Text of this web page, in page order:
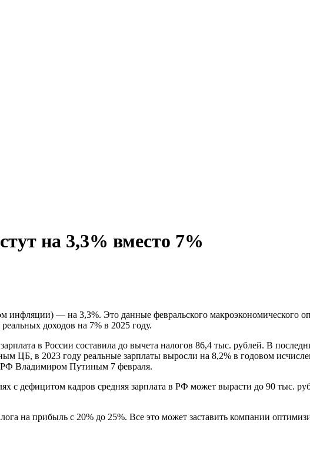
на 3,3% вместо 7%
инфляции) — на 3,3%. Это данные февральского макроэкономического
доходов на 7% в 2025 году.
в России составила до вычета налогов 86,4 тыс. рублей. В
ЦБ, в 2023 году реальные зарплаты выросли на 8,2% в годовом
Владимиром Путиным 7 февраля.
с дефицитом кадров средняя зарплата в РФ может вырасти до 90 тыс.
на прибыль с 20% до 25%. Все это может заставить компании